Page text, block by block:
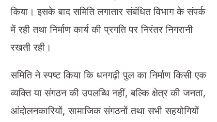
किया। इसके बाद समिति लगातार संबंधित विभाग के संपर्क
में रही तथा निर्माण कार्य की प्रगति पर निरंतर निगरानी
रखती रही।
समिति ने स्पष्ट किया कि धनगढ़ी पुल का निर्माण किसी एक
व्यक्ति या संगठन की उपलब्धि नहीं, बल्कि क्षेत्र की जनता,
आंदोलनकारियों, सामाजिक संगठनों तथा सभी सहयोगियों